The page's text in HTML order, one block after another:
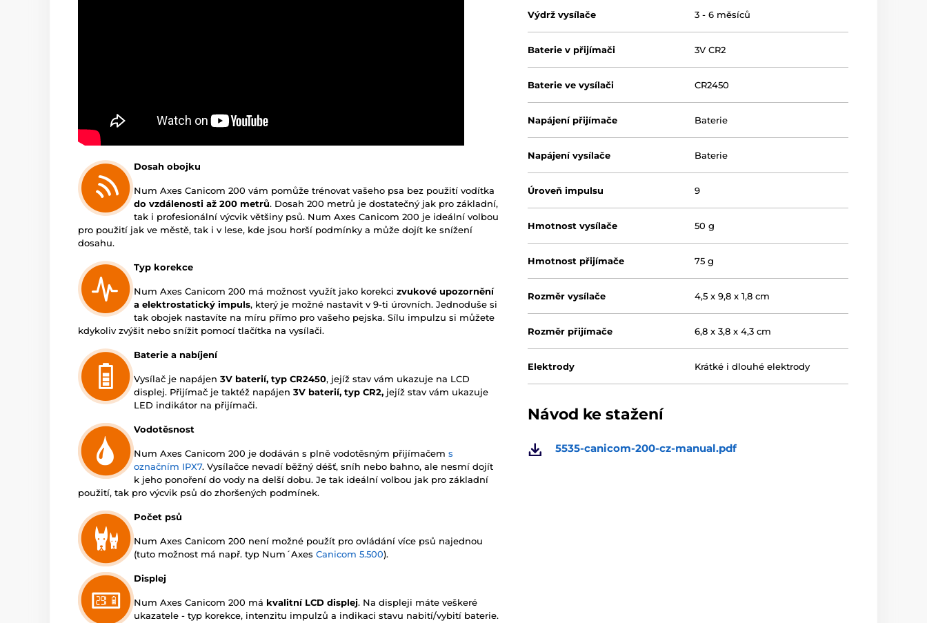
Dosah obojku
Num Axes Canicom 200 vám pomůže trénovat vašeho psa bez použití vodítka
do vzdálenosti až 200 metrů. Dosah 200 metrů je dostatečný jak pro základní,
tak i profesionální výcvik většiny psů. Num Axes Canicom 200 je ideální volbou
pro použití jak ve městě, tak i v lese, kde jsou horší podmínky a může dojít ke snížení
dosahu.
Typ korekce
Num Axes Canicom 200 má možnost využít jako korekci zvukové upozornění
a elektrostatický impuls, který je možné nastavit v 9-ti úrovních. Jednoduše si
tak obojek nastavíte na míru přímo pro vašeho pejska. Sílu impulzu si můžete
kdykoliv zvýšit nebo snížit pomocí tlačítka na vysílači.
Baterie a nabíjení
Vysílač je napájen 3V baterií, typ CR2450, jejíž stav vám ukazuje na LCD
displej. Přijímač je taktéž napájen 3V baterií, typ CR2, jejíž stav vám ukazuje
LED indikátor na přijímači.
Vodotěsnost
Num Axes Canicom 200 je dodáván s plně vodotěsným přijímačem s
označním IPX7. Vysílačce nevadí běžný déšť, sníh nebo bahno, ale nesmí dojít
k jeho ponoření do vody na delší dobu. Je tak ideální volbou jak pro základní
použití, tak pro výcvik psů do zhoršených podmínek.
Počet psů
Num Axes Canicom 200 není možné použít pro ovládání více psů najednou
(tuto možnost má např. typ Num´Axes Canicom 5.500).
Displej
Num Axes Canicom 200 má kvalitní LCD displej. Na displeji máte veškeré
ukazatele - typ korekce, intenzitu impulzů a indikaci stavu nabití/vybití baterie.
Výdrž vysílače 3 - 6 měsíců
Baterie v přijímači 3V CR2
Baterie ve vysílači CR2450
Napájení přijímače Baterie
Napájení vysílače Baterie
Úroveň impulsu 9
Hmotnost vysílače 50 g
Hmotnost přijímače 75 g
Rozměr vysílače 4,5 x 9,8 x 1,8 cm
Rozměr přijímače 6,8 x 3,8 x 4,3 cm
Elektrody Krátké i dlouhé elektrody
Návod ke stažení
5535-canicom-200-cz-manual.pdf